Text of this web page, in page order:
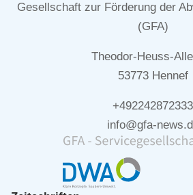
Gesellschaft zur Förderung der
(GFA)
Theodor-Heuss-
53773 Hennef
+492242872333
info@gfa-